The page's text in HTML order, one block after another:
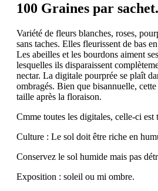
100 Graines par sachet.
Variété de fleurs blanches, roses,
sans taches. Elles fleurissent de bas
Les abeilles et les bourdons aiment
lesquelles ils disparaissent
nectar. La digitale pourprée se plaît
ombragés. Bien que bisannuelle,
taille après la floraison.
Cmme toutes les digitales, celle-ci est
Culture : Le sol doit être riche en
Conservez le sol humide mais pas
Exposition : soleil ou mi ombre.